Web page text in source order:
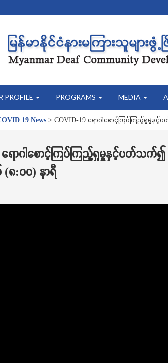
PROFILE PROGRAMS MEDIA
19 News > COVID-19 ရောဂါစောင့်ကြပ်ကြည့်ရှုမှုနှ
ောဂါစောင့်ကြပ်ကြည့်ရှုမှုနှင့်ပတ်သက်၍
၈:၀၀) နာရီ